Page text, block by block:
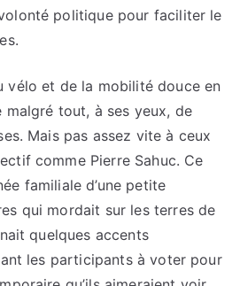
politique pour faciliter le
vélo et de la mobilité douce en
malgré tout, à ses yeux, de
Mais pas assez vite à ceux
comme Pierre Sahuc. Ce
familiale d’une petite
qui mordait sur les terres de
quelques accents
les participants à voter pour